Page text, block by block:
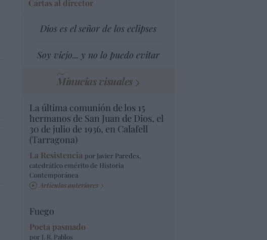
Cartas al director
Dios es el señor de los eclipses
Soy viejo... y no lo puedo evitar
Minucias visuales
La última comunión de los 15
hermanos de San Juan de Dios, el
30 de julio de 1936, en Calafell
(Tarragona)
La Resistencia por Javier Paredes,
catedrático emérito de Historia
Contemporánea
Artículos anteriores
Fuego
Poeta pasmado
por J. R. Pablos